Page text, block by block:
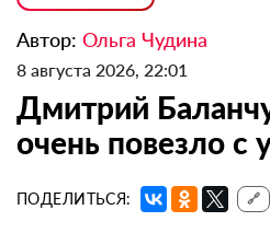
Автор: Ольга Чудина
8 августа 2026, 22:01
Дмитрий
очень повезло с
ПОДЕЛИТЬСЯ: 🔗